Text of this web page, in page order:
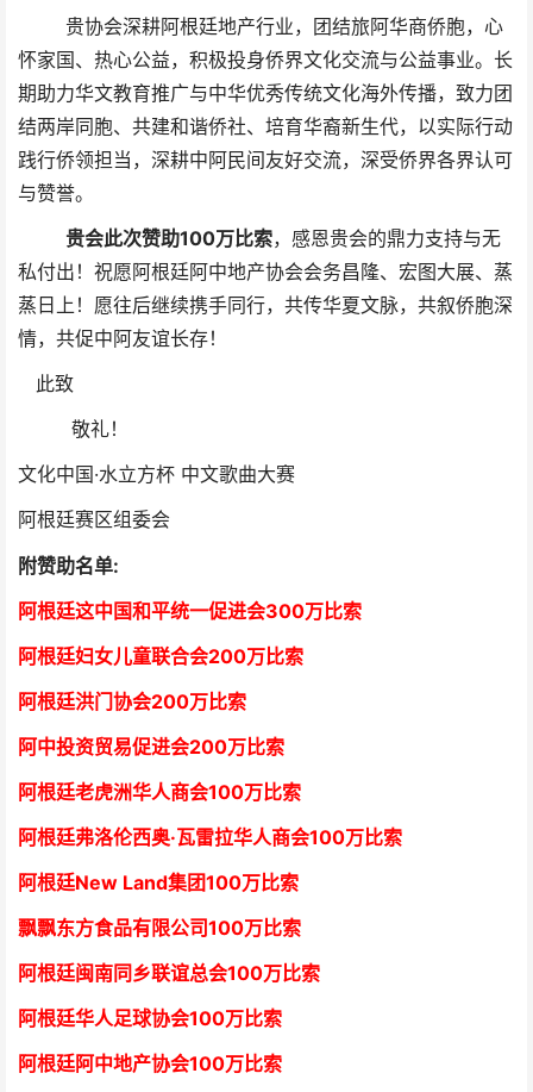
贵协会深耕阿根廷地产行业，团结旅阿华商侨胞，心
怀家国、热心公益，积极投身侨界文化交流与公益事业。长
期助力华文教育推广与中华优秀传统文化海外传播，致力团
结两岸同胞、共建和谐侨社、培育华裔新生代，以实际行动
践行侨领担当，深耕中阿民间友好交流，深受侨界各界认可
与赞誉。
贵会此次赞助100万比索， 感恩贵会的鼎力支持与无
私付出！祝愿阿根廷阿中地产协会会务昌隆、宏图大展、蒸
蒸日上！愿往后继续携手同行，共传华夏文脉，共叙侨胞深
情，共促中阿友谊长存！
此致
敬礼！
文化中国·水立方杯 中文歌曲大赛
阿根廷赛区组委会
附赞助名单:
阿根廷这中国和平统一促进会300万比索
阿根廷妇女儿童联合会200万比索
阿根廷洪门协会200万比索
阿中投资贸易促进会200万比索
阿根廷老虎洲华人商会100万比索
阿根廷弗洛伦西奥·瓦雷拉华人商会100万比索
阿根廷New Land集团100万比索
飘飘东方食品有限公司100万比索
阿根廷闽南同乡联谊总会100万比索
阿根廷华人足球协会100万比索
阿根廷阿中地产协会100万比索